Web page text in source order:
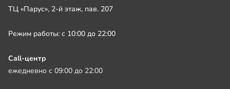
ТЦ «Парус», 2-й этаж, пав. 207
Режим работы: с 10:00 до 22:00
Call-центр
ежедневно с 09:00 до 22:00